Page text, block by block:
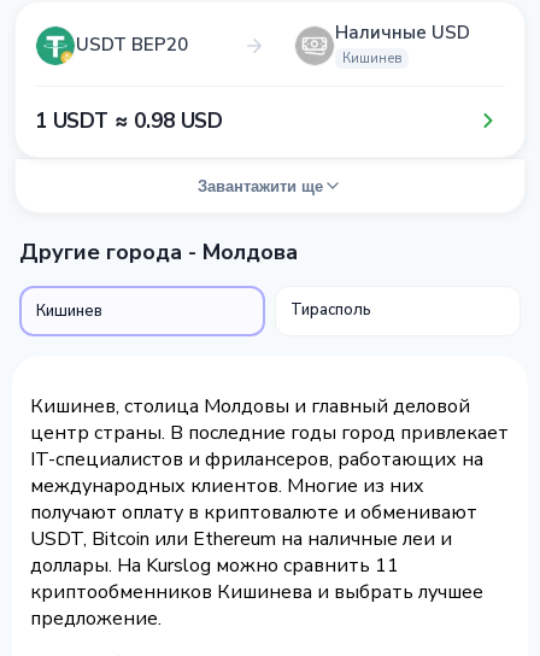
USDT BEP20 Наличные USD
Кишинев
1​ USDT ≈ 0​.9​8​ USD
Завантажити ще
Другие города - Молдова
Кишинев Тирасполь
Кишинев, столица Молдовы и главный деловой
центр страны. В последние годы город привлекает
IT-специалистов и фрилансеров, работающих на
международных клиентов. Многие из них
получают оплату в криптовалюте и обменивают
USDT, Bitcoin или Ethereum на наличные леи и
доллары. На Kurslog можно сравнить 11
криптообменников Кишинева и выбрать лучшее
предложение.